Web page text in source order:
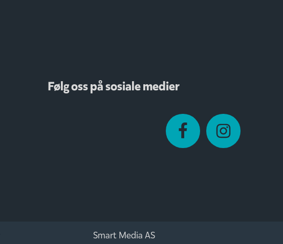
Følg oss på sosiale medier
Smart Media AS